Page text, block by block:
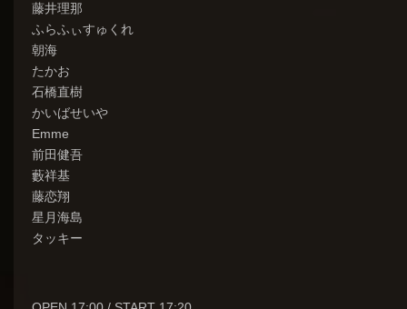
藤井理那
ふらふぃすゅくれ
朝海
たかお
石橋直樹
かいばせいや
Emme
前田健吾
藪祥基
藤恋翔
星月海島
タッキー